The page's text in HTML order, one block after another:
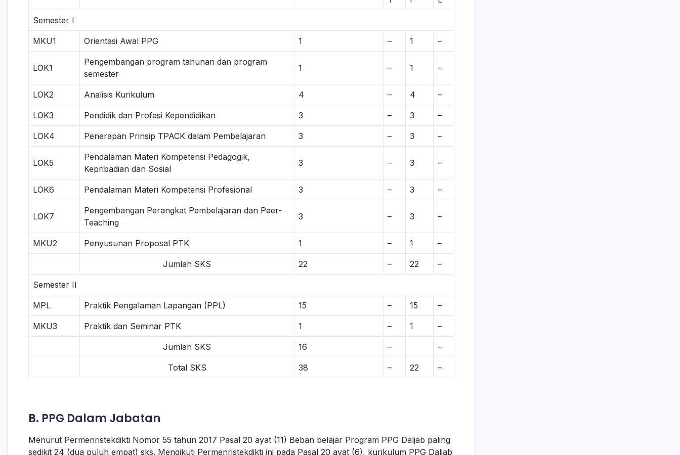
Semester I
MKU1 Orientasi Awal PPG 1 – 1 –
LOK1
Pengembangan program tahunan dan program
semester
1 – 1 –
LOK2 Analisis Kurikulum 4 – 4 –
LOK3 Pendidik dan Profesi Kependidikan 3 – 3 –
LOK4 Penerapan Prinsip TPACK dalam Pembelajaran 3 – 3 –
LOK5
Pendalaman Materi Kompetensi Pedagogik,
Kepribadian dan Sosial
3 – 3 –
LOK6 Pendalaman Materi Kompetensi Profesional 3 – 3 –
LOK7
Pengembangan Perangkat Pembelajaran dan Peer-
Teaching
3 – 3 –
MKU2 Penyusunan Proposal PTK 1 – 1 –
Jumlah SKS 22 – 22 –
Semester II
MPL Praktik Pengalaman Lapangan (PPL) 15 – 15 –
MKU3 Praktik dan Seminar PTK 1 – 1 –
Jumlah SKS 16 – –
Total SKS 38 – 22 –
B. PPG Dalam Jabatan
Menurut Permenristekdikti Nomor 55 tahun 2017 Pasal 20 ayat (11) Beban belajar Program PPG Daljab paling
sedikit 24 (dua puluh empat) sks. Mengikuti Permenristekdikti ini pada Pasal 20 ayat (6), kurikulum PPG Daljab